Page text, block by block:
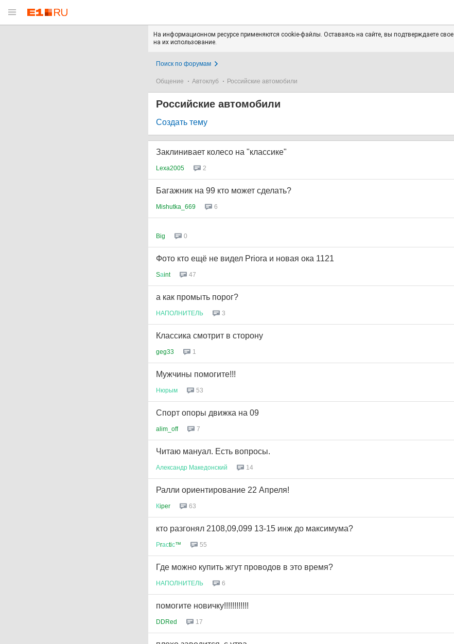
На информационном ресурсе применяются cookie-файлы. Оставаясь на сайте, вы подтверждаете свое
на их использование.
Поиск по форумам
Общение Автоклуб Российские автомобили
Российские автомобили
Создать тему
Заклинивает колесо на "классике"
Lexa2005 2
Багажник на 99 кто может сделать?
Mishutka_669 6
Big 0
Фото кто ещё не видел Priora и новая ока 1121
Sаint 47
а как промыть порог?
НАПОЛНИТЕЛЬ 3
Классика смотрит в сторону
geg33 1
Мужчины помогите!!!
Нюрым 53
Спорт опоры движка на 09
alim_off 7
Читаю мануал. Есть вопросы.
Александр Македонский 14
Ралли ориентирование 22 Апреля!
Кiper 63
кто разгонял 2108,09,099 13-15 инж до максимума?
Рrасtiс™ 55
Где можно купить жгут проводов в это время?
НАПОЛНИТЕЛЬ 6
помогите новичку!!!!!!!!!!!!
DDRed 17